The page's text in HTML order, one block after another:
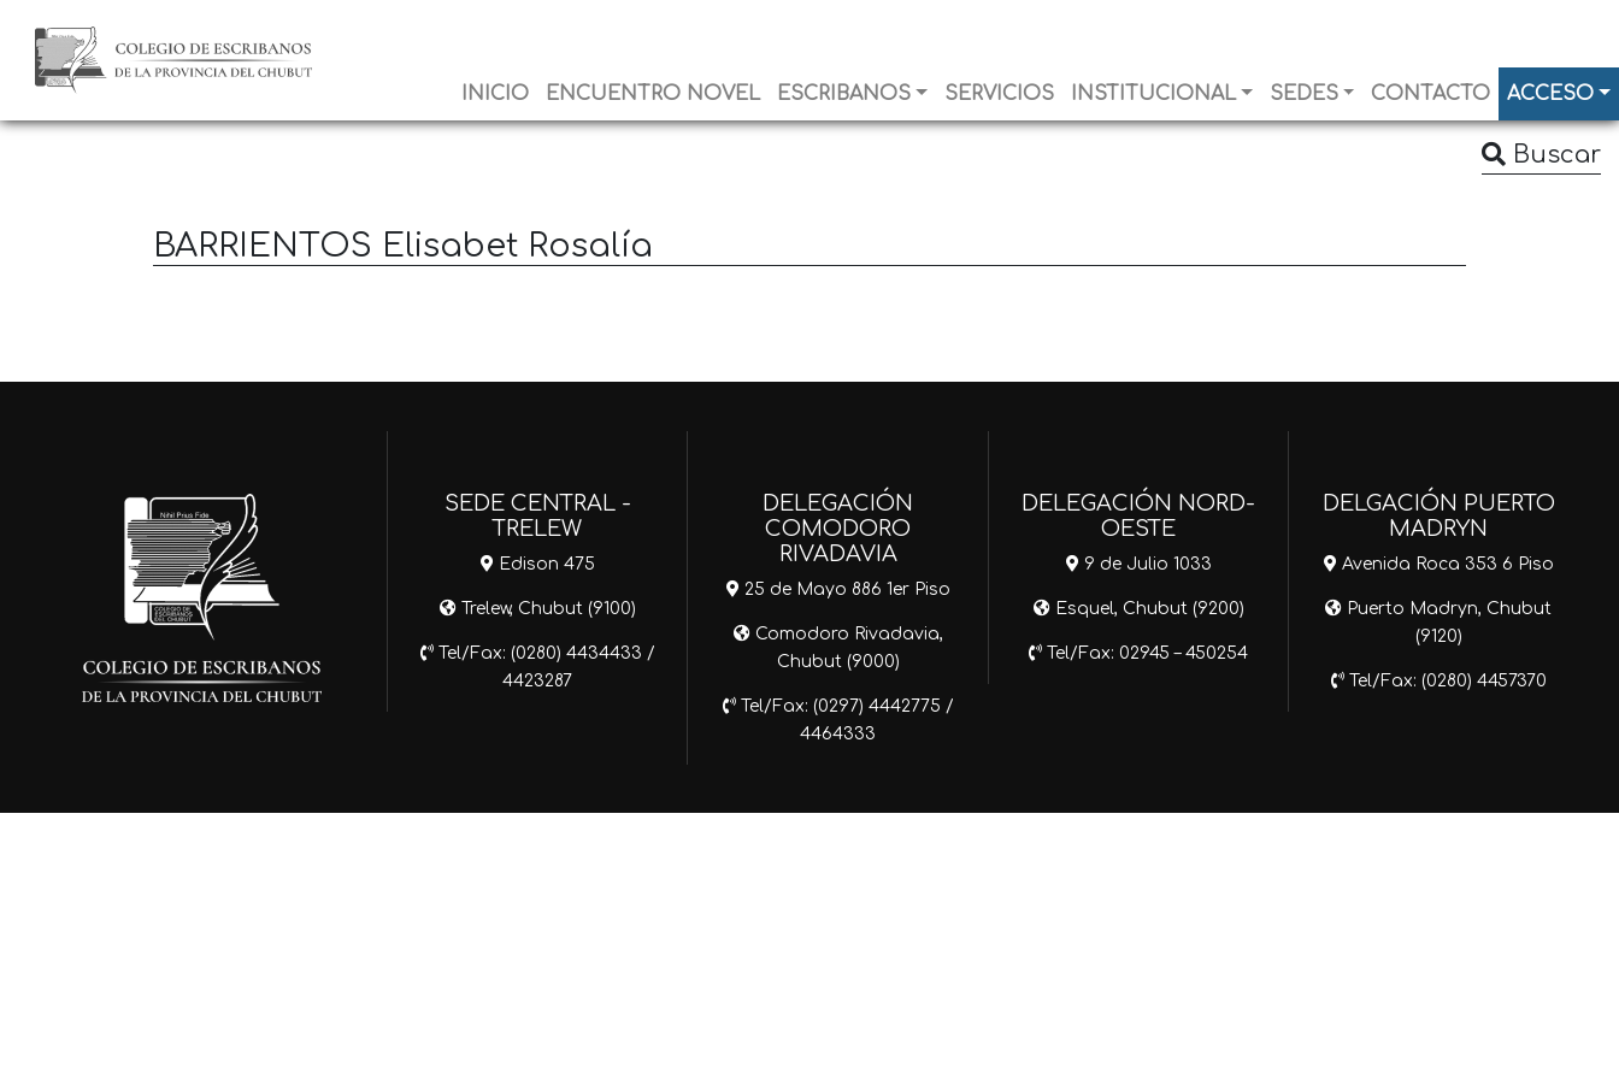
INICIO ENCUENTRO NOVEL ESCRIBANOS SERVICIOS INSTITUCIONAL SEDES CONTACTO ACCESO
Buscar
BARRIENTOS Elisabet Rosalía
SEDE CENTRAL -
TRELEW
Edison 475
Trelew, Chubut (9100)
Tel/Fax: (0280) 4434433 /
4423287
DELEGACIÓN
COMODORO
RIVADAVIA
25 de Mayo 886 1er Piso
Comodoro Rivadavia,
Chubut (9000)
Tel/Fax: (0297) 4442775 /
4464333
DELEGACIÓN NORD-
OESTE
9 de Julio 1033
Esquel, Chubut (9200)
Tel/Fax: 02945 – 450254
DELGACIÓN PUERTO
MADRYN
Avenida Roca 353 6 Piso
Puerto Madryn, Chubut
(9120)
Tel/Fax: (0280) 4457370